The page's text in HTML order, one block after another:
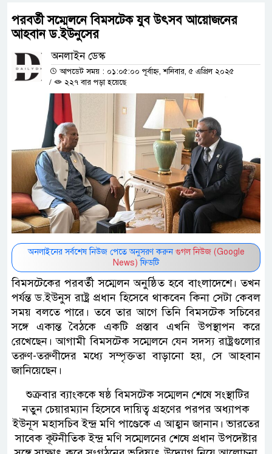
পরবর্তী সম্মেলনে বিমসটেক যুব উৎসব আয়োজনের
আহবান ড.ইউনুসের
অনলাইন ডেস্ক
আপডেট সময় : ০১:০৫:০০ পূর্বাহ্ন, শনিবার, ৫ এপ্রিল ২০২৫
/
২২৭ বার পড়া হয়েছে
অনলাইনের সর্বশেষ নিউজ পেতে অনুসরণ করুন গুগল নিউজ (Google
News) ফিডটি
বিমসটেকের পরবর্তী সম্মেলন অনুষ্ঠিত হবে বাংলাদেশে। তখন
পর্যন্ত ড.ইউনুস রাষ্ট্র প্রধান হিসেবে থাকবেন কিনা সেটা কেবল
সময় বলতে পারে। তবে তার আগে তিনি বিমসটেক সচিবের
সঙ্গে একান্ত বৈঠকে একটি প্রস্তাব এখনি উপস্থাপন করে
রেখেছেন। আগামী বিমসটেক সম্মেলনে যেন সদস্য রাষ্ট্রগুলোর
তরুণ-তরুণীদের মধ্যে সম্পৃক্ততা বাড়ানো হয়, সে আহবান
জানিয়েছেন।
শুক্রবার ব্যাংককে ষষ্ঠ বিমসটেক সম্মেলন শেষে সংস্থাটির
নতুন চেয়ারম্যান হিসেবে দায়িত্ব গ্রহণের পরপর অধ্যাপক
ইউনূস মহাসচিব ইন্দ্র মণি পাণ্ডেকে এ আহ্বান জানান। ভারতের
সাবেক কূটনীতিক ইন্দ্র মণি সম্মেলনের শেষে প্রধান উপদেষ্টার